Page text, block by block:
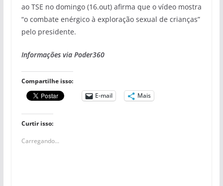
ao TSE no domingo (16.out) afirma que o vídeo mostra
“o combate enérgico à exploração sexual de crianças”
pelo presidente.
Informações via Poder360
Compartilhe isso:
E-mail
Mais
Curtir isso:
Carregando...